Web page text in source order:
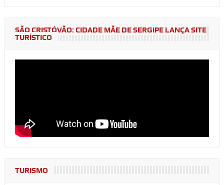
SÃO CRISTÓVÃO: CIDADE MÃE DE SERGIPE LANÇA SITE
TURÍSTICO
TURISMO